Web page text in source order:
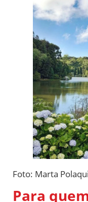
Foto: Marta
Para